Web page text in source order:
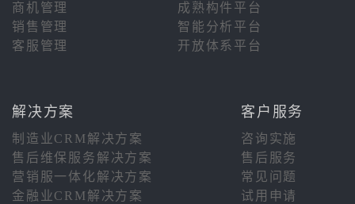
商机管理
成熟构件平台
销售管理
智能分析平台
客服管理
开放体系平台
解决方案 客户服务
制造业CRM解决方案
咨询实施
售后维保服务解决方案
售后服务
营销服一体化解决方案
常见问题
金融业CRM解决方案
试用申请